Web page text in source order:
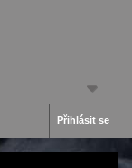
Přihlásit se